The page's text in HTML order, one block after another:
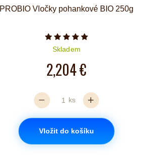
PROBIO Vločky pohankové BIO 250g
Počet hvězdiček je 5 z 5
Skladem
2,204 €
ks
Vložit do košíku